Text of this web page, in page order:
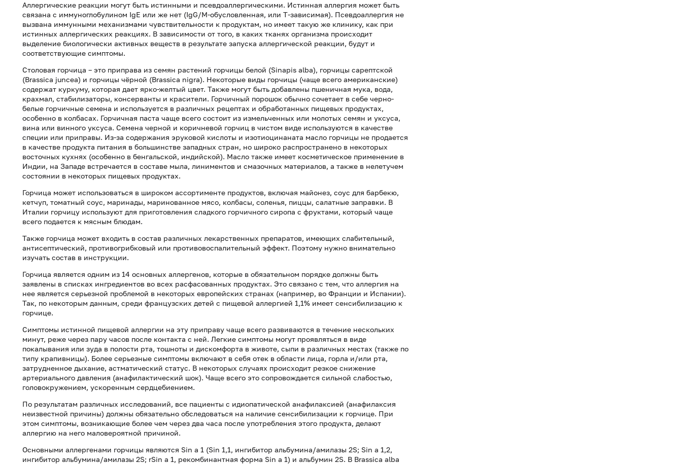
Аллергические реакции могут быть истинными и псевдоаллергическими. Истинная аллергия может быть
связана с иммуноглобулином IgE или же нет (IgG/M-обусловленная, или T-зависимая). Псевдоаллергия не
вызвана иммунными механизмами чувствительности к продуктам, но имеет такую же клинику, как при
истинных аллергических реакциях. В зависимости от того, в каких тканях организма происходит
выделение биологически активных веществ в результате запуска аллергической реакции, будут и
соответствующие симптомы.
Столовая горчица – это приправа из семян растений горчицы белой (Sinapis alba), горчицы сарептской
(Brassica juncea) и горчицы чёрной (Brassica nigra). Некоторые виды горчицы (чаще всего американские)
содержат куркуму, которая дает ярко-желтый цвет. Также могут быть добавлены пшеничная мука, вода,
крахмал, стабилизаторы, консерванты и красители. Горчичный порошок обычно сочетает в себе черно-
белые горчичные семена и используется в различных рецептах и обработанных пищевых продуктах,
особенно в колбасах. Горчичная паста чаще всего состоит из измельченных или молотых семян и уксуса,
вина или винного уксуса. Семена черной и коричневой горчиц в чистом виде используются в качестве
специи или приправы. Из-за содержания эруковой кислоты и изотиоцинаната масло горчицы не продается
в качестве продукта питания в большинстве западных стран, но широко распространено в некоторых
восточных кухнях (особенно в бенгальской, индийской). Масло также имеет косметическое применение в
Индии, на Западе встречается в составе мыла, линиментов и смазочных материалов, а также в нелетучем
состоянии в некоторых пищевых продуктах.
Горчица может использоваться в широком ассортименте продуктов, включая майонез, соус для барбекю,
кетчуп, томатный соус, маринады, маринованное мясо, колбасы, соленья, пиццы, салатные заправки. В
Италии горчицу используют для приготовления сладкого горчичного сиропа с фруктами, который чаще
всего подается к мясным блюдам.
Также горчица может входить в состав различных лекарственных препаратов, имеющих слабительный,
антисептический, противогрибковый или противовоспалительный эффект. Поэтому нужно внимательно
изучать состав в инструкции.
Горчица является одним из 14 основных аллергенов, которые в обязательном порядке должны быть
заявлены в списках ингредиентов во всех расфасованных продуктах. Это связано с тем, что аллергия на
нее является серьезной проблемой в некоторых европейских странах (например, во Франции и Испании).
Так, по некоторым данным, среди французских детей с пищевой аллергией 1,1% имеет сенсибилизацию к
горчице.
Симптомы истинной пищевой аллергии на эту приправу чаще всего развиваются в течение нескольких
минут, реже через пару часов после контакта с ней. Легкие симптомы могут проявляться в виде
покалывания или зуда в полости рта, тошноты и дискомфорта в животе, сыпи в различных местах (также по
типу крапивницы). Более серьезные симптомы включают в себя отек в области лица, горла и/или рта,
затрудненное дыхание, астматический статус. В некоторых случаях происходит резкое снижение
артериального давления (анафилактический шок). Чаще всего это сопровождается сильной слабостью,
головокружением, ускоренным сердцебиением.
По результатам различных исследований, все пациенты с идиопатической анафилаксией (анафилаксия
неизвестной причины) должны обязательно обследоваться на наличие сенсибилизации к горчице. При
этом симптомы, возникающие более чем через два часа после употребления этого продукта, делают
аллергию на него маловероятной причиной.
Основными аллергенами горчицы являются Sin a 1 (Sin 1,1, ингибитор альбумина/амилазы 2S; Sin a 1,2,
ингибитор альбумина/амилазы 2S; rSin a 1, рекомбинантная форма Sin a 1) и альбумин 2S. В Brassica alba